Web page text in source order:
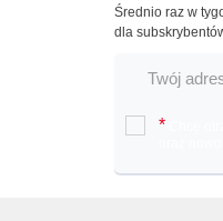
Średnio raz w
dla
*